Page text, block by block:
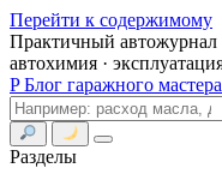
Перейти к содержимому
Практичный автожурнал
автохимия ·
P Блог гаражного мастера
Поиск
Меню
Разделы